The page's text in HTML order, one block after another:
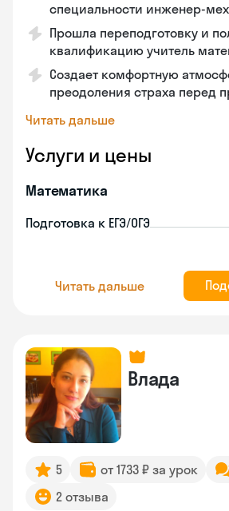
специальности инженер-
Прошла переподготовку и
квалификацию учитель
Создает комфортную
преодоления страха перед
Читать дальше
Услуги и цены
Математика
Подготовка к ЕГЭ/ОГЭ
Читать дальше
Влада
5 от 1733 ₽ за урок
2 отзыва